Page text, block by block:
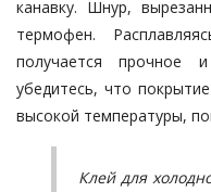
канавку. Шнур,
термофен.
получается прочное
убедитесь, что
высокой температуры,
Клей для